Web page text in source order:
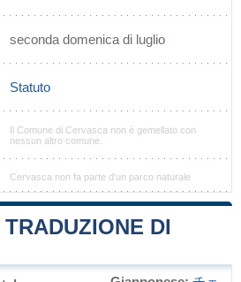
seconda domenica di luglio
Statuto
Il Comune di Cervasca non è gemellato con
nessun altro comune.
Cervasca non fa parte d'un parco naturale
DI